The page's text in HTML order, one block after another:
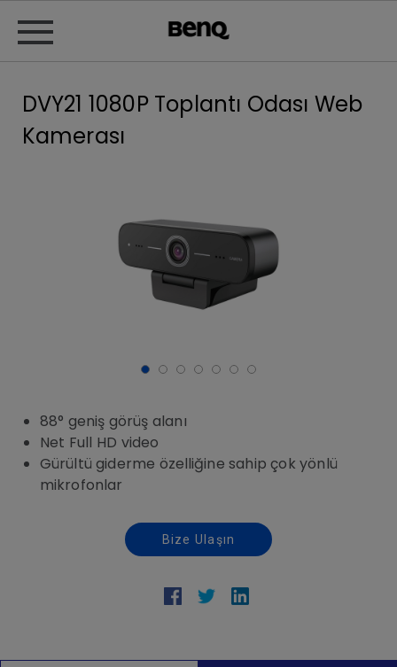
DVY21 1080P Toplantı Odası Web
Kamerası
88° geniş görüş alanı
Net Full HD video
Gürültü giderme özelliğine sahip çok yönlü
mikrofonlar
Bize Ulaşın